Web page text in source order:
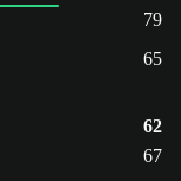
79
65
62
67